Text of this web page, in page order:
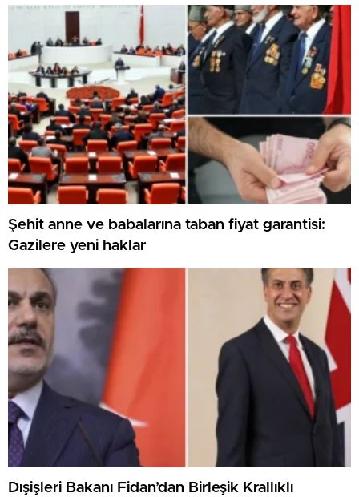
Şehit anne ve babalarına taban fiyat garantisi:
Gazilere yeni haklar
Dışişleri Bakanı Fidan’dan Birleşik Krallıklı